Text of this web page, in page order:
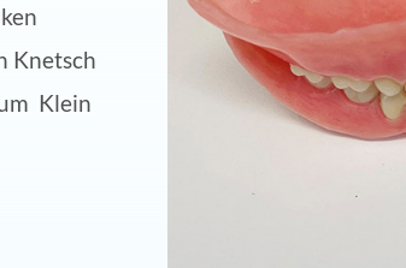
Knetsch
Klein